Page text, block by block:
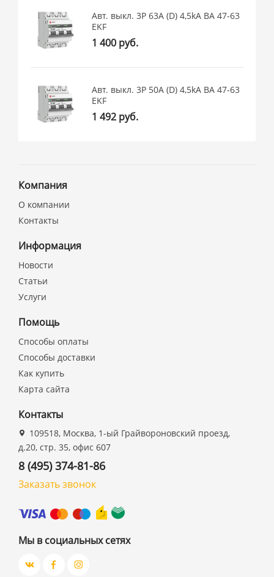
Авт. выкл. 3P 63А (D) 4,5kA ВА 47-63
EKF
1 400 руб.
Авт. выкл. 3P 50А (D) 4,5kA ВА 47-63
EKF
1 492 руб.
Компания
О компании
Контакты
Информация
Новости
Статьи
Услуги
Помощь
Способы оплаты
Способы доставки
Как купить
Карта сайта
Контакты
109518, Москва, 1-ый Грайвороновский проезд,
д.20, стр. 35, офис 607
8 (495) 374-81-86
Заказать звонок
Мы в социальных сетях